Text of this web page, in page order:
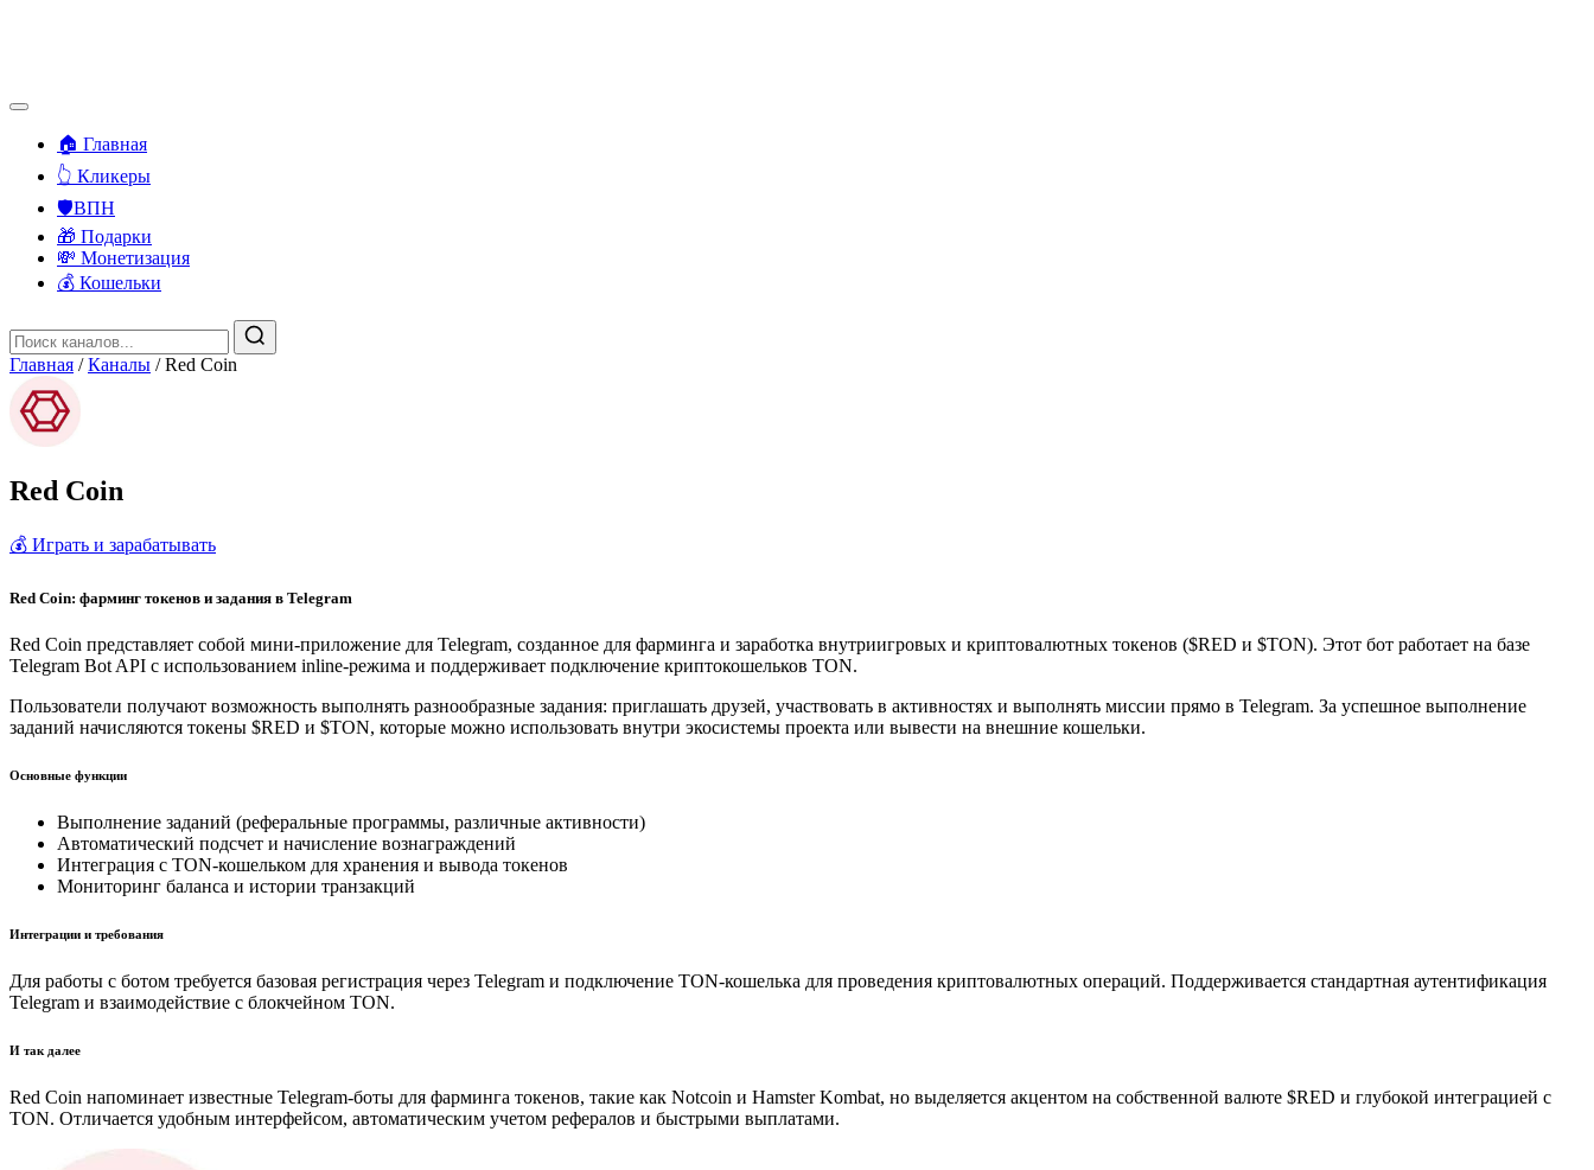
🏠 Главная
👆 Кликеры
🛡️ВПН
🎁 Подарки
💸 Монетизация
💰 Кошельки
Главная / Каналы / Red Coin
Red Coin
💰 Играть и зарабатывать
Red Coin: фарминг токенов и задания в Telegram
Red Coin представляет собой мини-приложение для Telegram, созданное для фарминга и заработка внутриигровых и криптовалютных токенов ($RED и $TON). Этот бот работает на базе
Telegram Bot API с использованием inline-режима и поддерживает подключение криптокошельков TON.
Пользователи получают возможность выполнять разнообразные задания: приглашать друзей, участвовать в активностях и выполнять миссии прямо в Telegram. За успешное выполнение
заданий начисляются токены $RED и $TON, которые можно использовать внутри экосистемы проекта или вывести на внешние кошельки.
Основные функции
Выполнение заданий (реферальные программы, различные активности)
Автоматический подсчет и начисление вознаграждений
Интеграция с TON-кошельком для хранения и вывода токенов
Мониторинг баланса и истории транзакций
Интеграции и требования
Для работы с ботом требуется базовая регистрация через Telegram и подключение TON-кошелька для проведения криптовалютных операций. Поддерживается стандартная аутентификация
Telegram и взаимодействие с блокчейном TON.
И так далее
Red Coin напоминает известные Telegram-боты для фарминга токенов, такие как Notcoin и Hamster Kombat, но выделяется акцентом на собственной валюте $RED и глубокой интеграцией с
TON. Отличается удобным интерфейсом, автоматическим учетом рефералов и быстрыми выплатами.